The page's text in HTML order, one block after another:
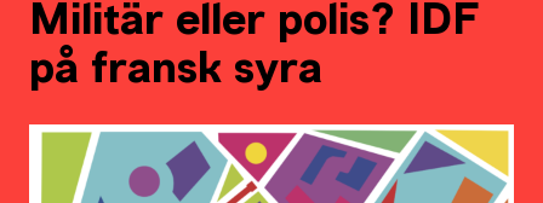
Militär eller polis? IDF
på fransk syra